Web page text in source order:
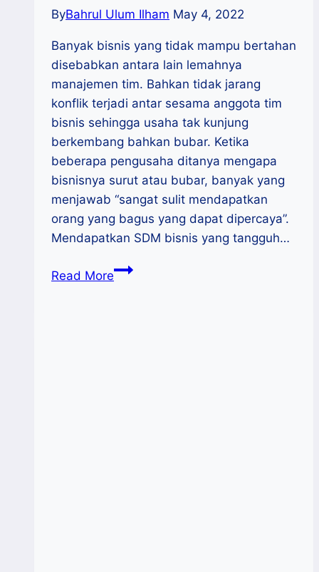
ByBahrul Ulum Ilham May 4, 2022
Banyak bisnis yang tidak mampu bertahan
disebabkan antara lain lemahnya
manajemen tim. Bahkan tidak jarang
konflik terjadi antar sesama anggota tim
bisnis sehingga usaha tak kunjung
berkembang bahkan bubar. Ketika
beberapa pengusaha ditanya mengapa
bisnisnya surut atau bubar, banyak yang
menjawab “sangat sulit mendapatkan
orang yang bagus yang dapat dipercaya”.
Mendapatkan SDM bisnis yang tangguh…
Read MoreMembangun